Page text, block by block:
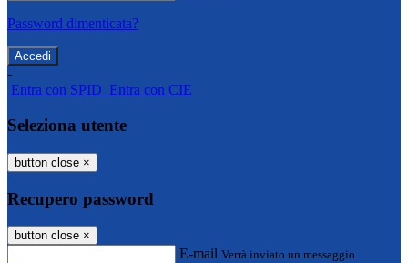
Password dimenticata?
-
Entra con SPID Entra con CIE
Seleziona utente
button close ×
Recupero password
button close ×
E-mail Verrà inviato un messaggio